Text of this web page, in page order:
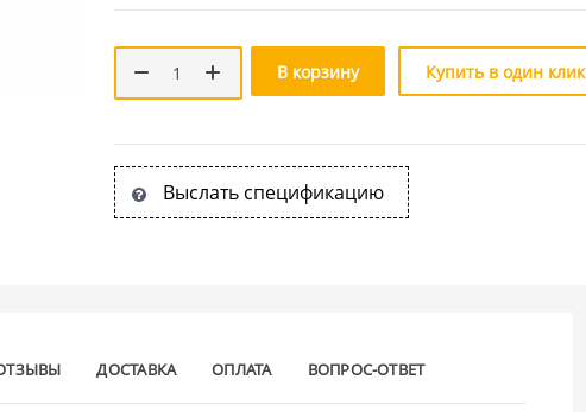
В корзину Купить в один клик
Выслать спецификацию
ДОСТАВКА ОПЛАТА ВОПРОС-ОТВЕТ